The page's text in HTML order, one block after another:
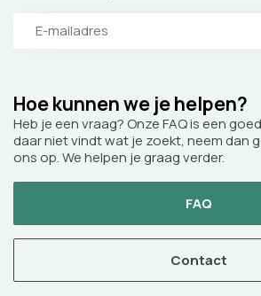
Hoe kunnen we je helpen?
Heb je een vraag? Onze FAQ is een
daar niet vindt wat je zoekt, neem dan
ons op. We helpen je graag verder.
FAQ
Contact